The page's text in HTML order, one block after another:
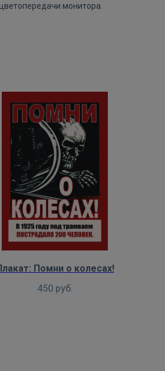
монитора.
Помни о колесах!
450 руб.